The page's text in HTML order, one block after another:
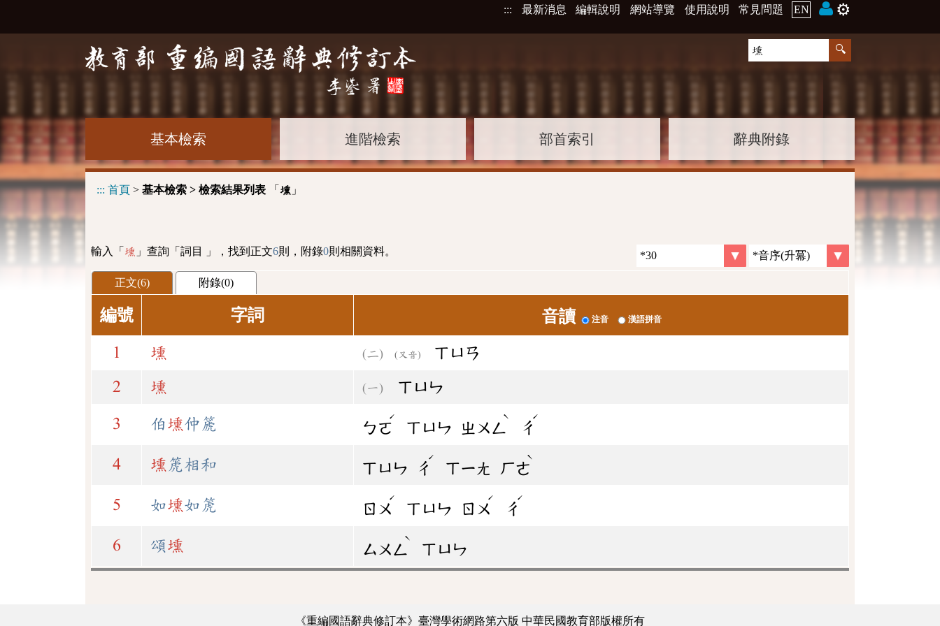
::: 最新消息 編輯說明 網站導覽 使用說明 常見問題 EN ⚙️
基本檢索 進階檢索 部首索引 辭典附錄
::: 首頁 > 基本檢索 > 檢索結果列表 「 壎 」
輸入「 壎 」查詢「詞目 」，找到正文6則，附錄0則相關資料。
正文(6) 附錄(0)
編號 字詞 音讀 注音 漢語拼音
1 壎 (又音) ㄒㄩㄢ
2 壎 ㄒㄩㄣ
3 伯壎仲篪 ㄅㄛ
ˊ
ㄒㄩㄣ ㄓㄨㄥ
ˋ
ㄔ
ˊ
4 壎 箎相和 ㄒㄩㄣ ㄔ
ˊ
ㄒㄧㄤ ㄏㄜ
ˋ
5 如壎如箎 ㄖㄨ
ˊ
ㄒㄩㄣ ㄖㄨ
ˊ
ㄔ
ˊ
6 頌壎 ㄙㄨㄥ
ˋ
ㄒㄩㄣ
《重編國語辭典修訂本》臺灣學術網路第六版 中華民國教育部版權所有